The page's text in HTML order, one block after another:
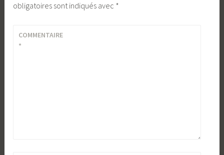
obligatoires sont indiqués avec *
COMMENTAIRE
*